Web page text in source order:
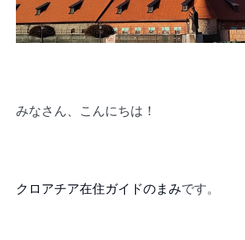
みなさん、こんにちは！
クロアチア在住ガイドのまみです。